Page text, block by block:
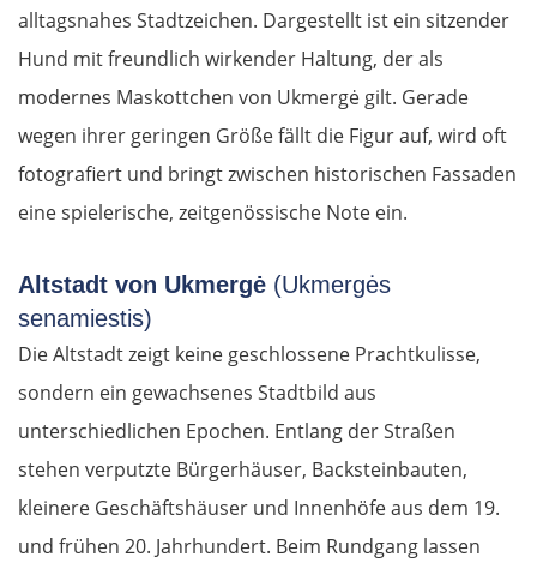
alltagsnahes Stadtzeichen. Dargestellt ist ein sitzender
Hund mit freundlich wirkender Haltung, der als
modernes Maskottchen von Ukmergė gilt. Gerade
wegen ihrer geringen Größe fällt die Figur auf, wird oft
fotografiert und bringt zwischen historischen Fassaden
eine spielerische, zeitgenössische Note ein.
Altstadt von Ukmergė (Ukmergės
senamiestis)
Die Altstadt zeigt keine geschlossene Prachtkulisse,
sondern ein gewachsenes Stadtbild aus
unterschiedlichen Epochen. Entlang der Straßen
stehen verputzte Bürgerhäuser, Backsteinbauten,
kleinere Geschäftshäuser und Innenhöfe aus dem 19.
und frühen 20. Jahrhundert. Beim Rundgang lassen